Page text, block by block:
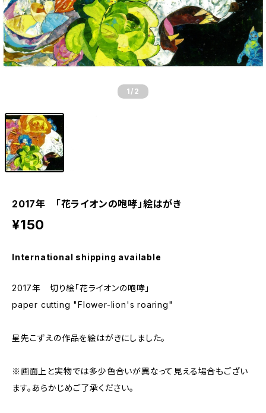
1 /2
2017年 「花ライオンの咆哮」絵はがき
¥150
International shipping available
2017年 切り絵「花ライオンの咆哮」
paper cutting "Flower-lion's roaring"
星先こずえの作品を絵はがきにしました。
※画面上と実物では多少色合いが異なって見える場合もござい
ます。あらかじめご了承ください。